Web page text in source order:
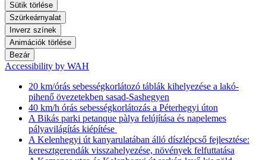
Sütik törlése
Szürkeárnyalat
Inverz színek
Animációk törlése
Bezár
Accessibility by WAH
20 km/órás sebességkorlátozó táblák kihelyezése a lakó-
pihenő övezetekben sasad-Sashegyen
40 km/h órás sebességkorlátozás a Péterhegyi úton
A Bikás parki petanque pàlya felújítása és napelemes
pályavilágítás kiépítése
A Kelenhegyi út kanyarulatában álló díszlépcső fejlesztése:
keresztgerendák visszahelyezése, növények felfuttatása